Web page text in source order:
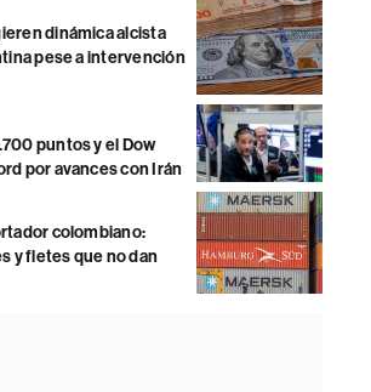
dinámica alcista
pese a intervención
puntos y el Dow
por avances con Irán
colombiano:
y fletes que no dan